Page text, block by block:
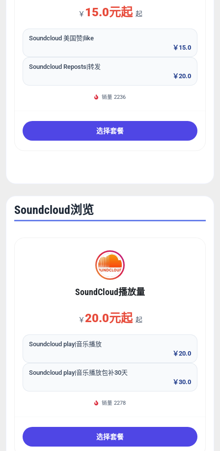
￥ 15.0元起 起
Soundcloud 美国赞|like
￥15.0
Soundcloud Reposts|转发
￥20.0
销量 2236
选择套餐
Soundcloud浏览
SoundCloud播放量
￥20.0元起 起
Soundcloud play|音乐播放
￥20.0
Soundcloud play|音乐播放包补30天
￥30.0
销量 2278
选择套餐